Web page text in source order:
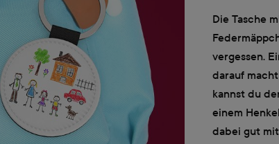
Die Tasche
vergessen.
darauf
kannst du
einem
dabei gut